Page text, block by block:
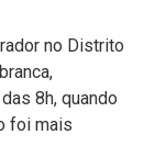
no Distrito
8h, quando
foi mais